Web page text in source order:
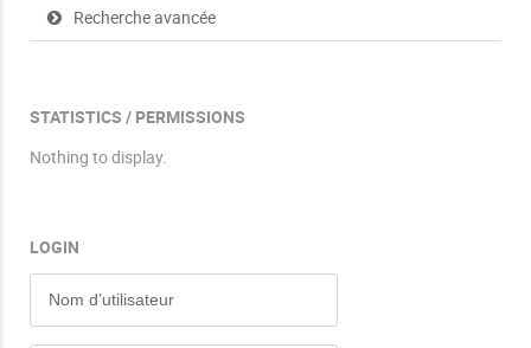
Recherche avancée
STATISTICS / PERMISSIONS
Nothing to display.
LOGIN